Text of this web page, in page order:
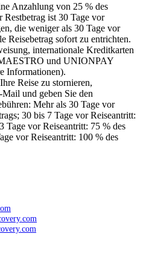
Anzahlung von 25 % des
Restbetrag ist 30 Tage vor
die weniger als 30 Tage vor
Reisebetrag sofort zu entrichten.
internationale Kreditkarten
und UNIONPAY
Informationen).
Reise zu stornieren,
und geben Sie den
Mehr als 30 Tage vor
30 bis 7 Tage vor Reiseantritt:
Tage vor Reiseantritt: 75 % des
vor Reiseantritt: 100 % des